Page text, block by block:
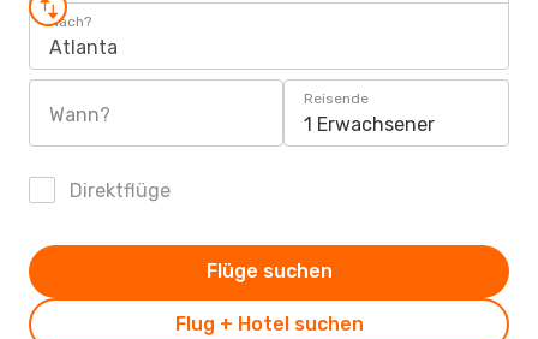
Nach?
Atlanta
Wann?
Reisende
1 Erwachsener
Direktflüge
Flug + Hotel suchen
Flüge suchen